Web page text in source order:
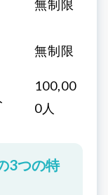
無制限
無制限
100,00
0人
3つの特